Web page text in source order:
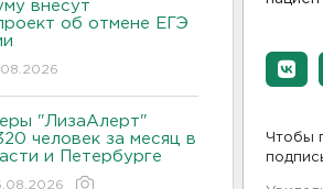
внесут
об отмене ЕГЭ
"ЛизаАлерт"
человек за месяц в
и Петербурге
Чтобы